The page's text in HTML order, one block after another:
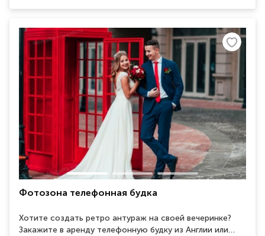
Фотозона телефонная будка
Хотите создать ретро антураж на своей вечеринке?
Закажите в аренду телефонную будку из Англии или